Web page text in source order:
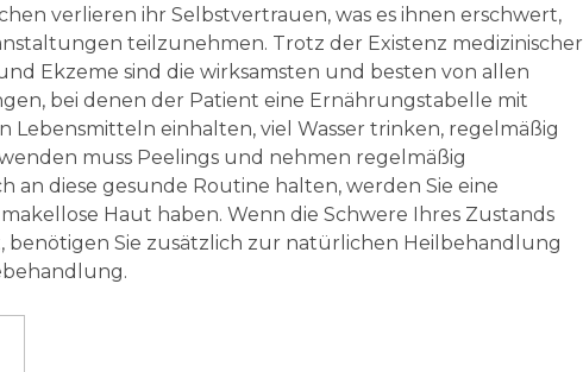
verlieren ihr Selbstvertrauen, was es ihnen erschwert,
teilzunehmen. Trotz der Existenz medizinischer
Ekzeme sind die wirksamsten und besten von allen
bei denen der Patient eine Ernährungstabelle mit
Lebensmitteln einhalten, viel Wasser trinken, regelmäßig
muss Peelings und nehmen regelmäßig
an diese gesunde Routine halten, werden Sie eine
Haut haben. Wenn die Schwere Ihres Zustands
benötigen Sie zusätzlich zur natürlichen Heilbehandlung